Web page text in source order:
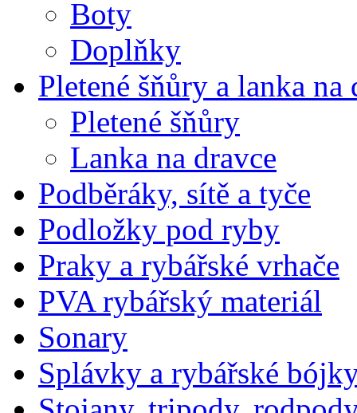
Boty
Doplňky
Pletené šňůry a lanka na
Pletené šňůry
Lanka na dravce
Podběráky, sítě a tyče
Podložky pod ryby
Praky a rybářské vrhače
PVA rybářský materiál
Sonary
Splávky a rybářské